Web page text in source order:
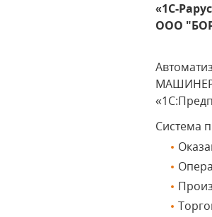
«1С-
ООО
Система